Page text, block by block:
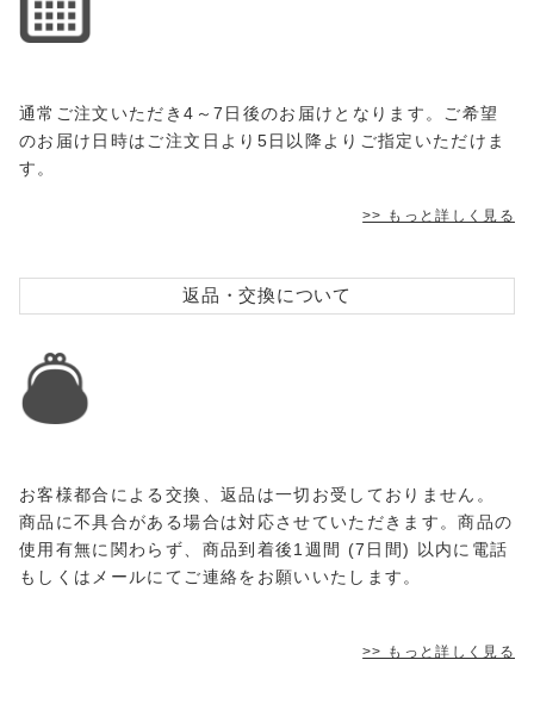
通常ご注文いただき4～7日後のお届けとなります。ご希望
のお届け日時はご注文日より5日以降よりご指定いただけま
す。
>> もっと詳しく見る
返品・交換について
お客様都合による交換、返品は一切お受しておりません。
商品に不具合がある場合は対応させていただきます。商品の
使用有無に関わらず、商品到着後1週間 (7日間) 以内に電話
もしくはメールにてご連絡をお願いいたします。
>> もっと詳しく見る